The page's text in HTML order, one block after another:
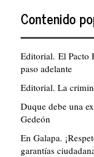
Contenido
Editorial. El Pacto
paso adelante
Editorial. La
Duque debe una
Gedeón
En Galapa.
garantías